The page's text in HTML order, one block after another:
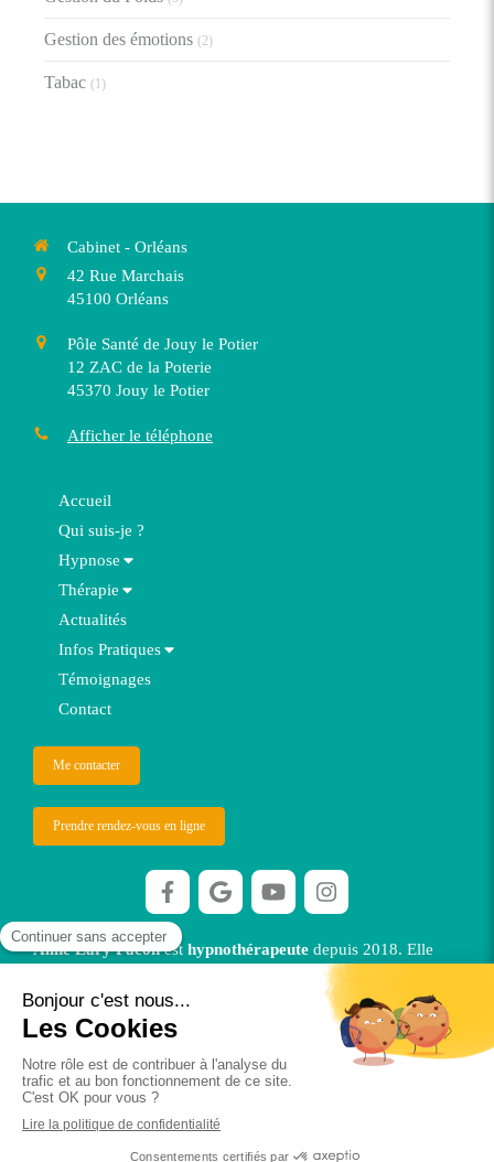
Gestion des émotions (2)
Tabac (1)
Aline Lary Faconest hypnothérapeute depuis 2018. Elle
vous reçoit dans ses cabinets à Orléans et à Jouy le Potier OU
en visio.
©2026 Alfahypnose
Plan du site
Mentions légales
Accueil
Qui suis-je ?
Hypnose
Thérapie
Actualités
Infos Pratiques
Témoignages
Contact
Me contacter
Prendre rendez-vous en ligne
Cabinet - Orléans
42 Rue Marchais
45100 Orléans
Pôle Santé de Jouy le Potier
12 ZAC de la Poterie
45370 Jouy le Potier
Afficher le téléphone